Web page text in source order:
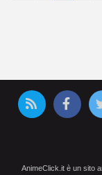
AnimeClick.it è un sito